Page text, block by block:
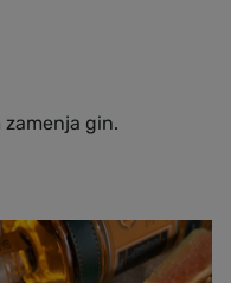
zamenja gin.